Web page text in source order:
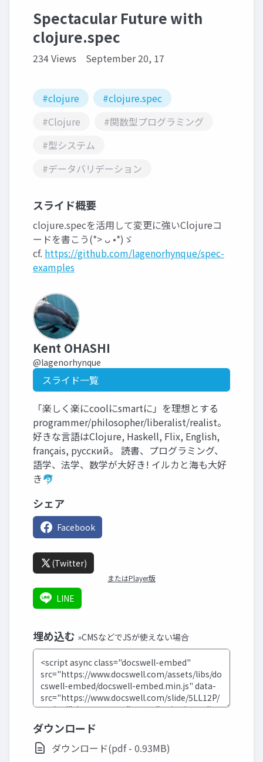
Spectacular Future with
clojure.spec
234 Views September 20, 17
#clojure
#clojure.spec
#Clojure
#関数型プログラミング
#型システム
#データバリデーション
スライド概要
clojure.specを活用して変更に強いClojureコ
ードを書こう(*> ᴗ •*)ゞ
cf. https://github.com/lagenorhynque/spec-
examples
Kent OHASHI
@lagenorhynque
スライド一覧
「楽しく楽にcoolにsmartに」を理想とする
programmer/philosopher/liberalist/realist。
好きな言語はClojure, Haskell, Flix, English,
français, русский。 読書、プログラミング、
語学、法学、数学が大好き! イルカと海も大好
き🐬
シェア
Facebook
(Twitter)
またはPlayer版
LINE
埋め込む »CMSなどでJSが使えない場合
ダウンロード
ダウンロード(pdf - 0.93MB)